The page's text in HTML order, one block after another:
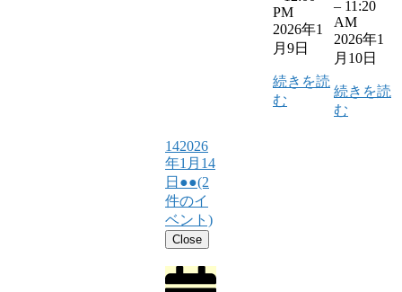
PM
2026年1
月9日
続きを読
む
– 11:20
AM
2026年1
月10日
続きを読
む
142026
年1月14
日 ●●(2
件のイ
ベント)
Close